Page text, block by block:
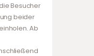
Besucher
beider
Ab